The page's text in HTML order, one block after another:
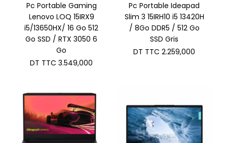
Pc Portable Gaming
Lenovo LOQ 15IRX9
i5/13650HX/ 16 Go 512
Go SSD / RTX 3050 6
Go
DT TTC 3.549,000
Pc Portable Ideapad
Slim 3 15IRH10 i5 13420H
/ 8Go DDR5 / 512 Go
SSD Gris
DT TTC 2.259,000